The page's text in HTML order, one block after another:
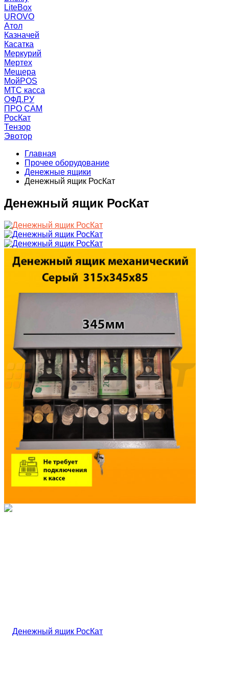
LiteBox
UROVO
Атол
Казначей
Касатка
Меркурий
Мертех
Мещера
МойPOS
МТС касса
ОФД.РУ
ПРО САМ
РосКат
Тензор
Эвотор
Главная
Прочее оборудование
Денежные ящики
Денежный ящик РосКат
Денежный ящик РосКат